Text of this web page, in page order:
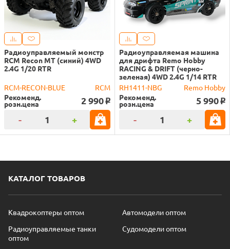
Радиоуправляемый монстр
RCM Recon MT (синий) 4WD
2.4G 1/20 RTR
RCM-RECON-BLUE
RCM
Рекоменд.
розн.цена 2 990 o
- +
Радиоуправляемая машина
для дрифта Remo Hobby
RACING & DRIFT (черно-
зеленая) 4WD 2.4G 1/14 RTR
RH1411-NBG
Remo Hobby
Рекоменд.
розн.цена 5 990 o
- +
КАТАЛОГ ТОВАРОВ
Квадрокоптеры оптом
Автомодели оптом
Радиоуправляемые танки
оптом
Судомодели оптом